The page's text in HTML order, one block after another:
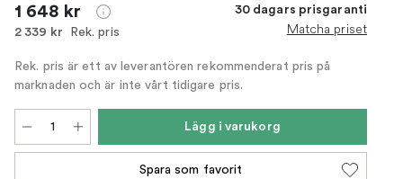
1 648 kr
2 339 kr Rek. pris
30 dagars prisgaranti
Matcha priset
Rek. pris är ett av leverantören rekommenderat pris på
marknaden och är inte vårt tidigare pris.
Lägg i varukorg
Spara som favorit